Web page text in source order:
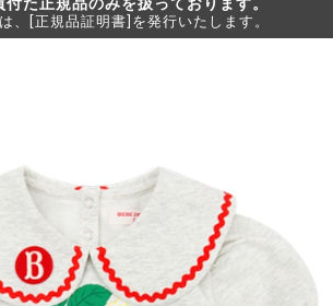
、[正規品証明書]を発行いたします。